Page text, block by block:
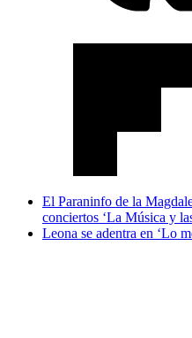
El Paraninfo de la
conciertos ‘La Música y
Leona se adentra en ‘Lo